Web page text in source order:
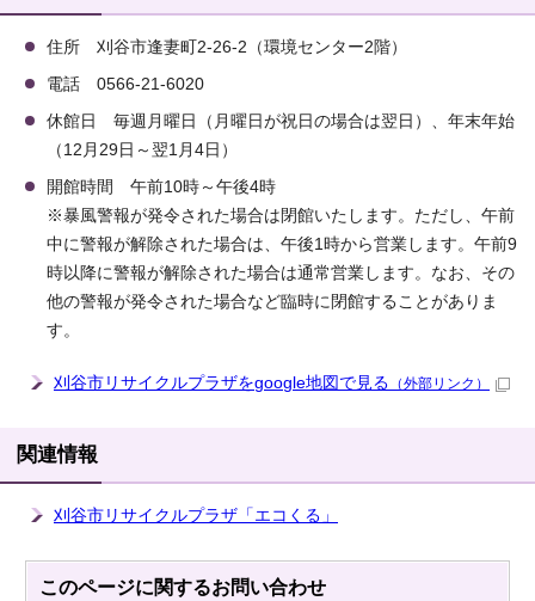
住所 刈谷市逢妻町2-26-2（環境センター2階）
電話 0566-21-6020
休館日 毎週月曜日（月曜日が祝日の場合は翌日）、年末年始
（12月29日～翌1月4日）
開館時間 午前10時～午後4時
※暴風警報が発令された場合は閉館いたします。ただし、午前
中に警報が解除された場合は、午後1時から営業します。午前9
時以降に警報が解除された場合は通常営業します。なお、その
他の警報が発令された場合など臨時に閉館することがありま
す。
刈谷市リサイクルプラザをgoogle地図で見る （外部リンク）
関連情報
刈谷市リサイクルプラザ「エコくる」
このページに関するお問い合わせ